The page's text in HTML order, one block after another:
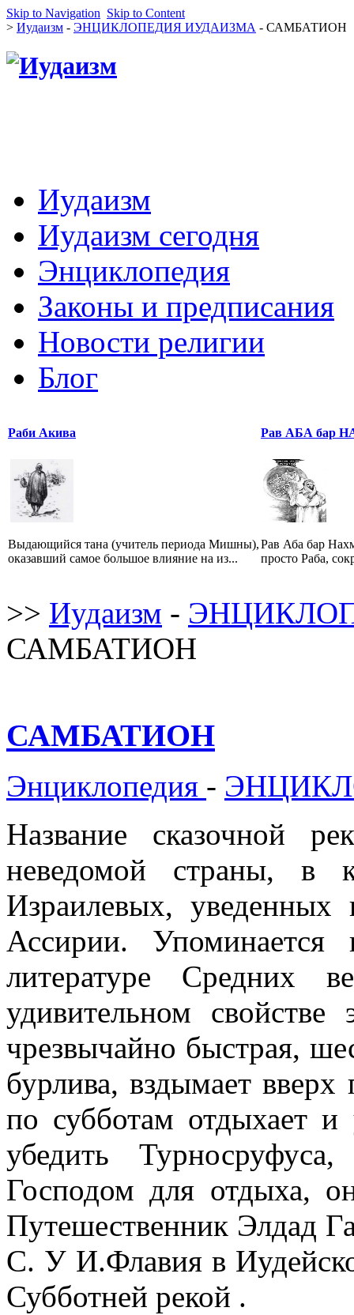
Skip to Navigation Skip to Content
> Иудаизм - ЭНЦИКЛОПЕДИЯ ИУДАИЗМА - САМБАТИОН
Иудаизм
Иудаизм сегодня
Энциклопедия
Законы и предписания
Новости религии
Блог
Раби Акива
Выдающийся тана (учитель периода Мишны),
оказавший самое большое влияние на из...
Рав АБА бар
Рав Аба бар
просто Раба,
>> Иудаизм -
САМБАТИОН
САМБАТИОН
Энциклопедия -
Название сказочной
неведомой страны, в
Израилевых,
Ассирии.
литературе Средних
удивительном
чрезвычайно быстрая,
бурлива, вздымает
по субботам отдыхает и
убедить
Господом для отдыха,
Путешественник Элдад
С. У И.Флавия в
Субботней рекой .